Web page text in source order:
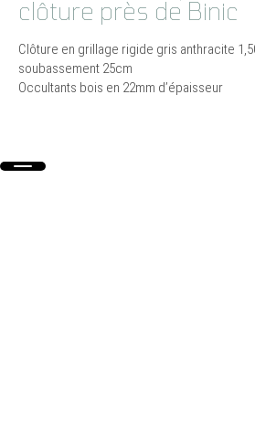
clôture près de Binic
Clôture en grillage rigide gris anthracite
soubassement 25cm
Occultants bois en 22mm d’épaisseur